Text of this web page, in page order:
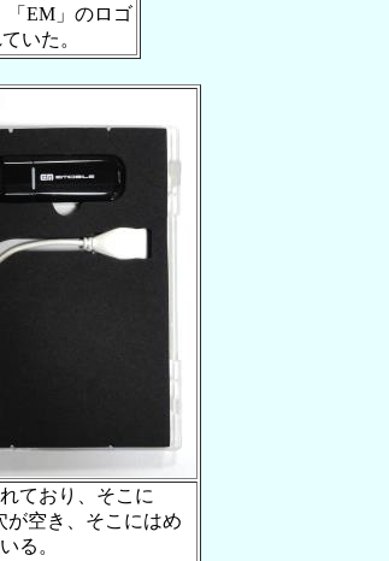
「EM」のロゴ
いた。
ており、そこに
が空き、そこにはめ
る。